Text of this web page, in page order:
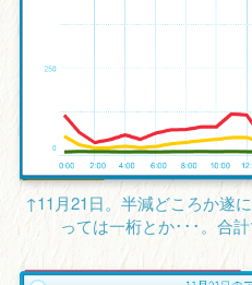
↑11月21日。半減どころか遂
っては一桁とか･･･。合計